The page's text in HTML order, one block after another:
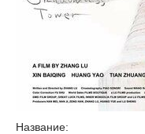
Название: